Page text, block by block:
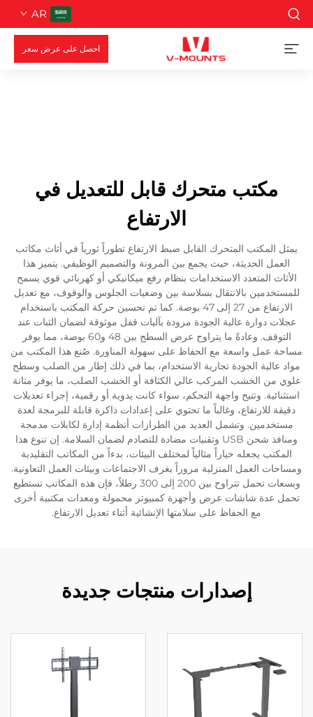
AR
احصل على عرض سعر
مكتب متحرك قابل للتعديل في
الارتفاع
يمثل المكتب المتحرك القابل ضبط الارتفاع تطوراً ثورياً في أثاث مكاتب
العمل الحديثة، حيث يجمع بين المرونة والتصميم الوظيفي. يتميز هذا
الأثاث المتعدد الاستخدامات بنظام رفع ميكانيكي أو كهربائي قوي يسمح
للمستخدمين بالانتقال بسلاسة بين وضعيات الجلوس والوقوف، مع تعديل
الارتفاع من 27 إلى 47 بوصة. كما تم تحسين حركة المكتب باستخدام
عجلات دوارة عالية الجودة مزودة بآليات قفل موثوقة لضمان الثبات عند
التوقف. وعادةً ما يتراوح عرض السطح بين 48 و60 بوصة، مما يوفر
مساحة عمل واسعة مع الحفاظ على سهولة المناورة. صُنع هذا المكتب من
مواد عالية الجودة تجارية الاستخدام، بما في ذلك إطار من الصلب وسطح
علوي من الخشب المركب عالي الكثافة أو الخشب الصلب، ما يوفر متانة
استثنائية. وتتيح واجهة التحكم، سواء كانت يدوية أو رقمية، إجراء تعديلات
دقيقة للارتفاع، وغالباً ما تحتوي على إعدادات ذاكرة قابلة للبرمجة لعدة
مستخدمين. وتشمل العديد من الطرازات أنظمة إدارة لكابلات مدمجة
ومنافذ شحن USB وتقنيات مضادة للتصادم لضمان السلامة. إن تنوع هذا
المكتب يجعله خياراً مثالياً لمختلف البيئات، بدءاً من المكاتب التقليدية
ومساحات العمل المنزلية مروراً بغرف الاجتماعات وبيئات العمل التعاونية.
وبسعات تحمل تتراوح بين 200 إلى 300 رطلاً، فإن هذه المكاتب تستطيع
تحمل عدة شاشات عرض وأجهزة كمبيوتر محمولة ومعدات مكتبية أخرى
مع الحفاظ على سلامتها الإنشائية أثناء تعديل الارتفاع.
إصدارات منتجات جديدة